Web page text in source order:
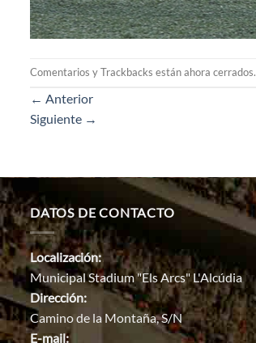
Comentarios y Trackbacks están ahora cerrados.
← Anterior
Siguiente →
DATOS DE CONTACTO
Localización:
Municipal Stadium "Els Arcs" L'Alcúdia
Dirección:
Camino de la Montaña, S/N
E-mail: